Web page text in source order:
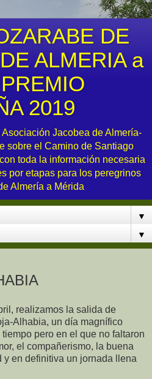
DE
ALMERIA a
2019
Jacobea de Almería-
sobre el Camino de Santiago
toda la información necesaria
por etapas para los peregrinos
Almería a Mérida
▼
▼
realizamos la salida de
Alhabia, un día magnífico
pero en el que no faltaron
el compañerismo, la buena
en definitiva un jornada llena